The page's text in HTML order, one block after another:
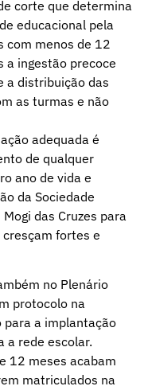
corte que determina
educacional pela
com menos de 12
a ingestão precoce
a distribuição das
as turmas e não
adequada é
de qualquer
ano de vida e
da Sociedade
das Cruzes para
fortes e
no Plenário
protocolo na
para a implantação
a rede escolar.
12 meses acabam
matriculados na